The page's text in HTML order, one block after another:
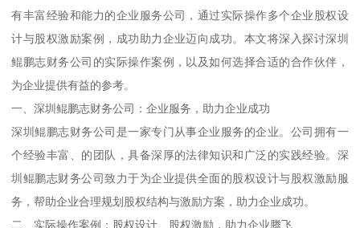
有丰富经验和能力的企业服务公司，通过实际操作多个企业股权设
计与股权激励案例，成功助力企业迈向成功。本文将深入探讨深圳
鲲鹏志财务公司的实际操作案例，以及如何选择合适的合作伙伴，
为企业提供有益的参考。
一、深圳鲲鹏志财务公司：企业服务，助力企业成功
深圳鲲鹏志财务公司是一家专门从事企业服务的企业。公司拥有一
个经验丰富、的团队，具备深厚的法律知识和广泛的实践经验。深
圳鲲鹏志财务公司致力于为企业提供全面的股权设计与股权激励服
务，帮助企业合理规划股权结构与激励方案，助力企业成功。
二、实际操作案例：股权设计、股权激励，助力企业腾飞